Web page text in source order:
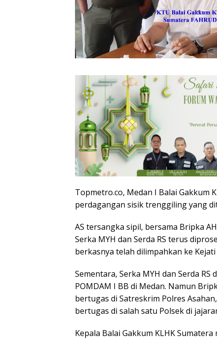
Topmetro.co, Medan I Balai Gakkum
perdagangan sisik trenggiling yang
AS tersangka sipil, bersama Bripka
Serka MYH dan Serda RS terus
berkasnya telah dilimpahkan ke Kejati
Sementara, Serka MYH dan Serda
POMDAM I BB di Medan. Namun
bertugas di Satreskrim Polres
bertugas di salah satu Polsek di
Kepala Balai Gakkum KLHK